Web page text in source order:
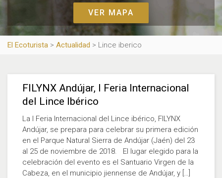
VER MAPA
El Ecoturista > Actualidad > Lince iberico
FILYNX Andújar, I Feria Internacional
del Lince Ibérico
La I Feria Internacional del Lince ibérico, FILYNX
Andújar, se prepara para celebrar su primera edición
en el Parque Natural Sierra de Andújar (Jaén) del 23
al 25 de noviembre de 2018. El lugar elegido para la
celebración del evento es el Santuario Virgen de la
Cabeza, en el municipio jiennense de Andújar, y […]